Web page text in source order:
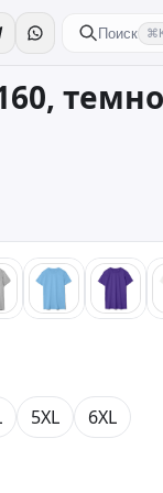
Поиск
голубой
5XL 6XL